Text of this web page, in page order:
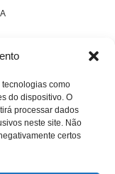
tecnologias como
do dispositivo. O
processar dados
neste site. Não
certos